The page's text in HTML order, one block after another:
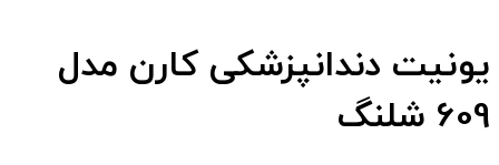
یونیت دندانپزشکی کارن مدل
609 شلنگ